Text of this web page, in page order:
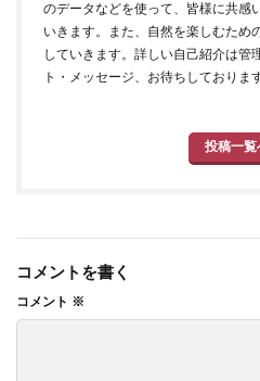
のデータなどを使って、皆様に共感
いきます。また、自然を楽しむため
していきます。詳しい自己紹介は管
ト・メッセージ、お待ちしております
投稿一覧
コメントを書く
コメント ※